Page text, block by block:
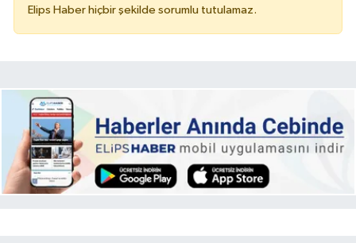
Elips Haber hiçbir şekilde sorumlu tutulamaz.